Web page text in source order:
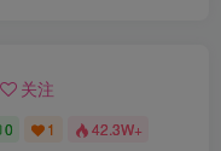
关注
0 1 42.3W+